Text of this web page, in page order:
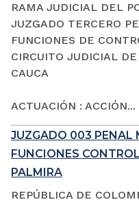
RAMA JUDICIAL DEL
JUZGADO TERCERO
FUNCIONES DE
CIRCUITO JUDICIAL
CAUCA
ACTUACIÓN : ACCIÓN...
JUZGADO 003 PENAL
FUNCIONES
PALMIRA
REPÚBLICA DE